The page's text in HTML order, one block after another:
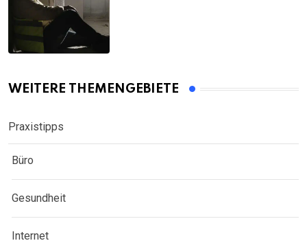
WEITERE THEMENGEBIETE
Praxistipps
Büro
Gesundheit
Internet